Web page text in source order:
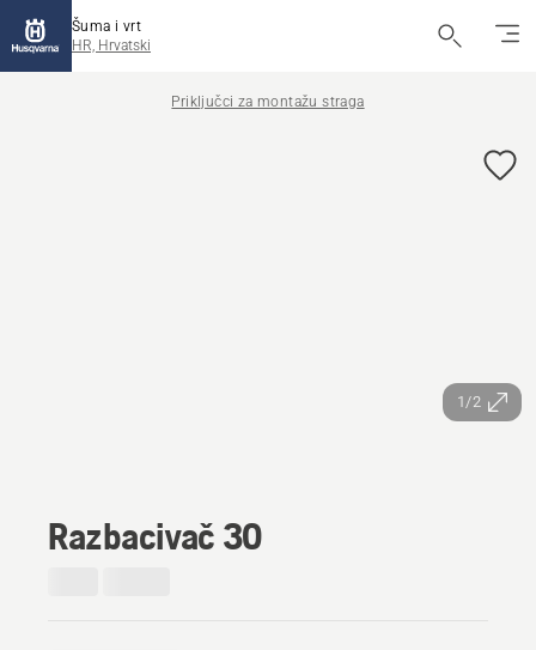
Šuma i vrt
HR, Hrvatski
Priključci za montažu straga
1/2
Razbacivač 30